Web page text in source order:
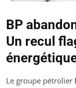
BP
Un recul
Le groupe pétrolier